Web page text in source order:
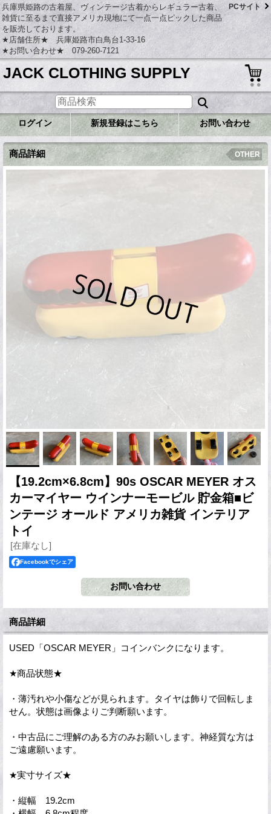
兵庫県姫路の古着屋、ヴィンテージ古着からレギュラー古着、
雑貨に至るまで直接アメリカ現地にて一点一点ピックした商品
を販売しております。
★店舗住所★ 兵庫姫路市白鳥台1-33-16
★お問い合わせ★ 079-260-7121
PCサイト
JACK CLOTHING SUPPLY
ログイン 新規登録はこちら お問い合わせ
商品詳細 OTHER
【19.2cm×6.8cm】90s OSCAR MEYER オス
カーマイヤー ウインナーモービル 貯金箱■ビ
ンテージ オールド アメリカ雑貨 インテリア
トイ
[在庫なし]
Facebookでシェア
商品詳細
USED「OSCAR MEYER」コインバンクになります。
★商品状態★
・薄汚れや小傷などが見られます。タイヤは飾りで回転しま
せん。状態は画像よりご判断願います。
・中古品にご理解のある方のみお願いします。神経質な方は
ご遠慮願います。
★実寸サイズ★
・縦幅 19.2cm